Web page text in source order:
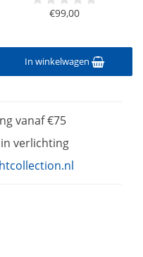
€99,00
In winkelwagen
vanaf €75
verlichting